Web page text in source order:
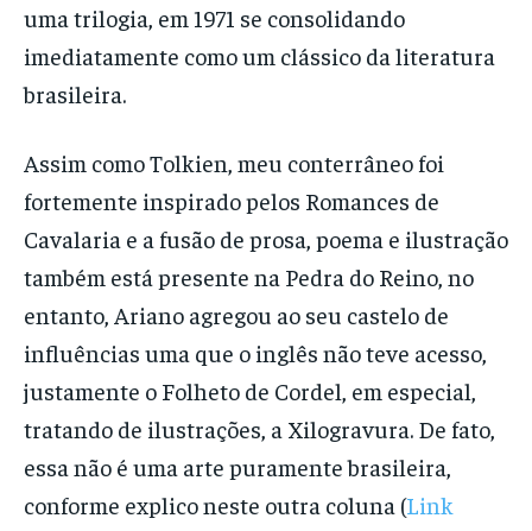
uma trilogia, em 1971 se consolidando
imediatamente como um clássico da literatura
brasileira.
Assim como Tolkien, meu conterrâneo foi
fortemente inspirado pelos Romances de
Cavalaria e a fusão de prosa, poema e ilustração
também está presente na Pedra do Reino, no
entanto, Ariano agregou ao seu castelo de
influências uma que o inglês não teve acesso,
justamente o Folheto de Cordel, em especial,
tratando de ilustrações, a Xilogravura. De fato,
essa não é uma arte puramente brasileira,
conforme explico neste outra coluna (Link